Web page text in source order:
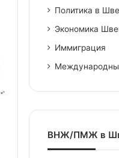
Политика в
Экономика
Иммиграция
ВНЖ/ПМЖ в